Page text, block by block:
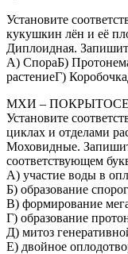
Установите
кукушкин лён и её
Диплоидная.
А) СпораБ)
растениеГ)
МХИ –
Установите
циклах и отделами
Моховидные.
соответствующем
А) участие воды в
Б) образование
В) формирование
Г) образование
Д) митоз
Е) двойное